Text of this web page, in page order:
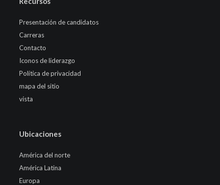
Presentación de candidatos
Carreras
Contacto
Iconos de liderazgo
Política de privacidad
mapa del sitio
vista
Ubicaciones
América del norte
América Latina
Europa